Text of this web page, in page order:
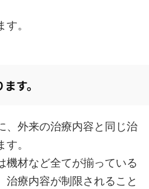
。
す。
、外来の治療内容と同じ治
。
機材など全てが揃っている
治療内容が制限されること